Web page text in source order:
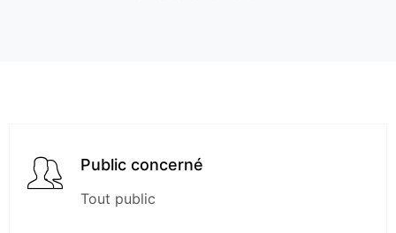
Public concerné
Tout public